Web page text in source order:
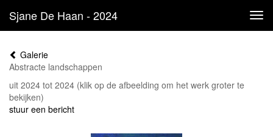
Sjane De Haan - 2024
Galerie
Abstracte landschappen
uit 2024 tot 2024 (klik op de afbeelding om het werk groter te
bekijken)
stuur een bericht